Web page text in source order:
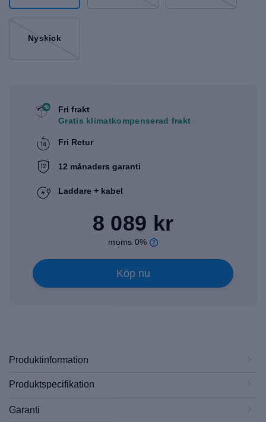
Nyskick
Fri frakt
Gratis klimatkompenserad frakt
Fri Retur
12 månaders garanti
Laddare + kabel
8 089 kr
moms 0%
Köp nu
Produktinformation
Produktspecifikation
Garanti